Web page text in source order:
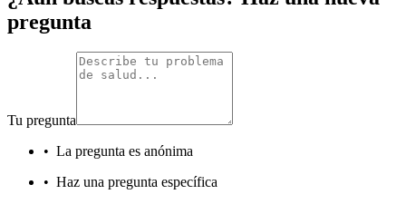
pregunta
Tu pregunta
• La pregunta es anónima
• Haz una pregunta específica